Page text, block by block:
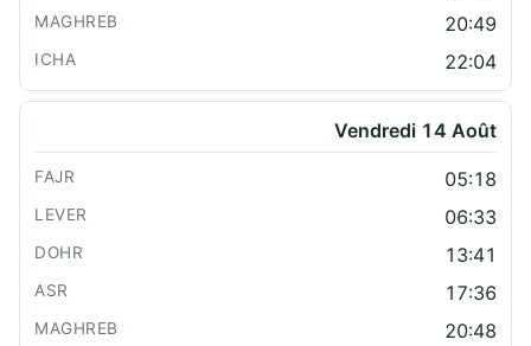
20:49
22:04
Vendredi 14 Août
05:18
06:33
13:41
17:36
20:48